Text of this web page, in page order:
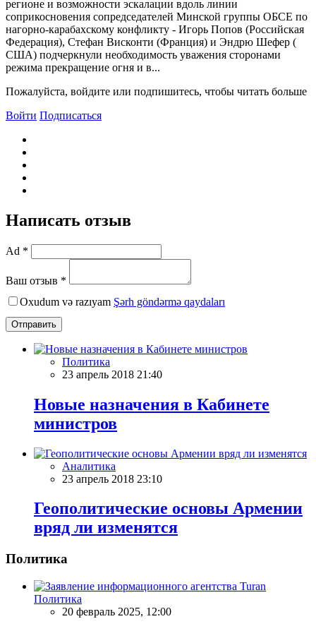
регионе и возможности эскалации вдоль линии
соприкосновения сопредседателей Минской группы ОБСЕ по
нагорно-карабахскому конфликту - Игорь Попов (Российская
Федерация), Стефан Bисконти (Франция) и Эндрю Шефер (
США) подчеркнули необходимость уважения сторонами
режима прекращение огня и в...
Пожалуйста, войдите или подпишитесь, чтобы читать больше
Войти Подписаться
Написать отзыв
Ad *
Ваш отзыв *
Oxudum və razıyam Şərh göndərmə qaydaları
Отправить
Политика
23 апрель 2018 21:40
Новые назначения в Кабинете
министров
Аналитика
23 апрель 2018 23:10
Геополитические основы Армении
вряд ли изменятся
Политика
Политика
20 февраль 2025, 12:00